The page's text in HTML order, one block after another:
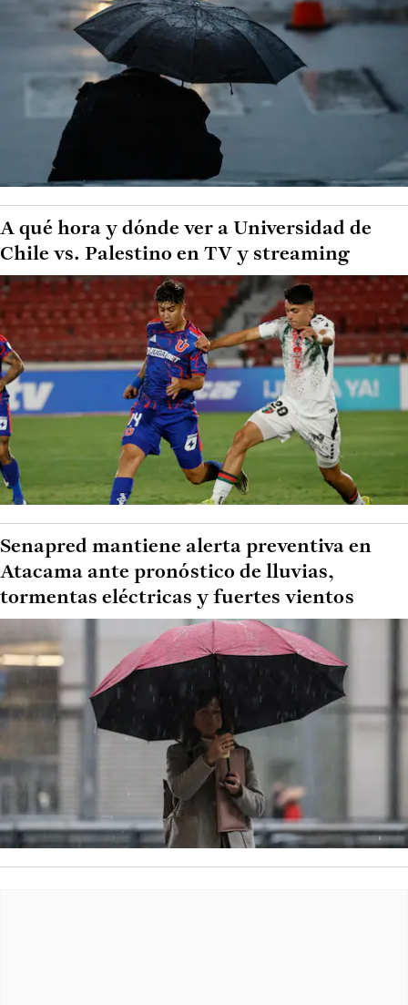
A qué hora y dónde ver a Universidad de
Chile vs. Palestino en TV y streaming
Senapred mantiene alerta preventiva en
Atacama ante pronóstico de lluvias,
tormentas eléctricas y fuertes vientos